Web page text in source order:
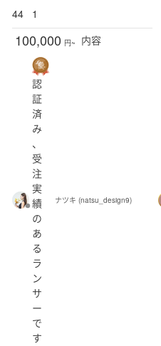
44
1
100,000 円~ 内容
認
証
済
み
、
受
注
実
績
の
あ
る
ラ
ン
サ
ー
で
す
ナツキ (natsu_design9)